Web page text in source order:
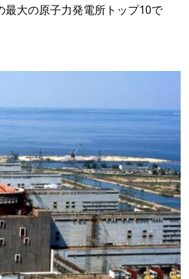
大の原子力発電所トップ10で